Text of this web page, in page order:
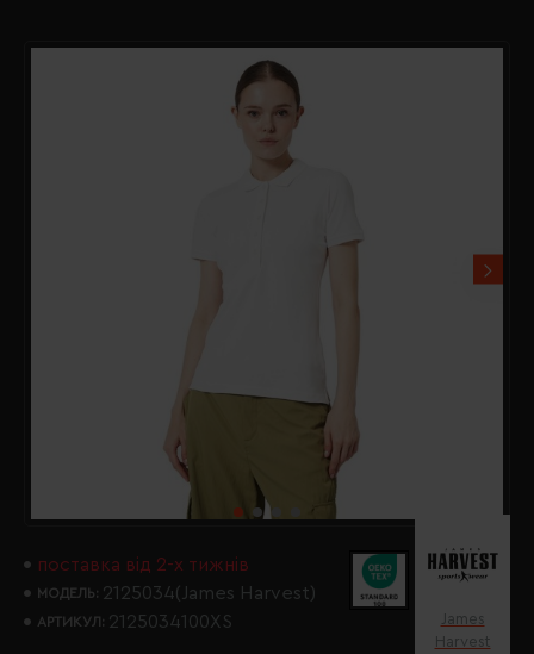
поставка від 2-х тижнів
МОДЕЛЬ: 2125034(James Harvest)
АРТИКУЛ: 2125034100XS
James
Harvest